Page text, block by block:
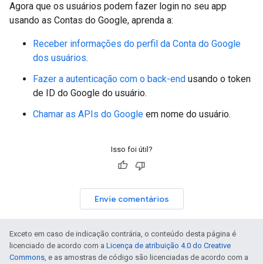
Agora que os usuários podem fazer login no seu app
usando as Contas do Google, aprenda a:
Receber informações do perfil da Conta do Google
dos usuários.
Fazer a autenticação com o back-end usando o token
de ID do Google do usuário.
Chamar as APIs do Google em nome do usuário.
Isso foi útil?
Envie comentários
Exceto em caso de indicação contrária, o conteúdo desta página é
licenciado de acordo com a Licença de atribuição 4.0 do Creative
Commons, e as amostras de código são licenciadas de acordo com a